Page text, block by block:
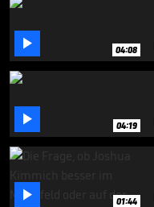
 04:08
 04:19
 01:44